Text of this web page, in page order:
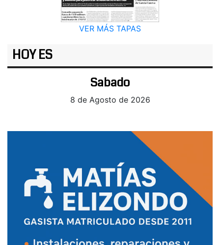
VER MÁS TAPAS
HOY ES
Sabado
8 de Agosto de 2026